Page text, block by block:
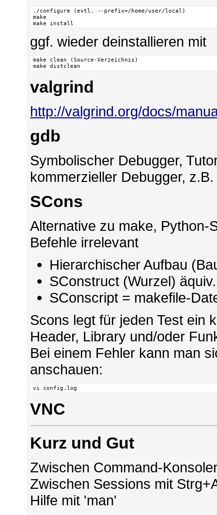
./configure (evtl. --prefix=/home/user/local)
make
make install
ggf. wieder deinstallieren mit
make clean (Source-Verzeichnis)
make distclean
valgrind
http://valgrind.org/docs/
gdb
Symbolischer Debugger,
kommerzieller Debugger, z.B.
SCons
Alternative zu make, Python-
Befehle irrelevant
Hierarchischer Aufbau
SConstruct (Wurzel)
SConscript = makefile-
Scons legt für jeden Test ein
Header, Library und/oder
Bei einem Fehler kann man
anschauen:
vi config.log
VNC
Kurz und Gut
Zwischen Command-
Zwischen Sessions mit
Hilfe mit 'man'